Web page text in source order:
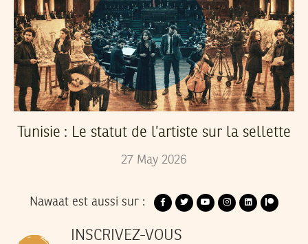
Tunisie : Le statut de l’artiste sur la sellette
27 May 2026
Nawaat est aussi sur :
INSCRIVEZ-VOUS